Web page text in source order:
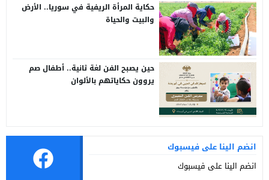
حكاية المرأة الريفية في سوريا.. الأرض
والبيت والحياة
حين يصبح الفن لغة ثانية.. أطفال صم
يروون حكاياتهم بالألوان
انضم الينا على فيسبوك
انضم الينا على فيسبوك